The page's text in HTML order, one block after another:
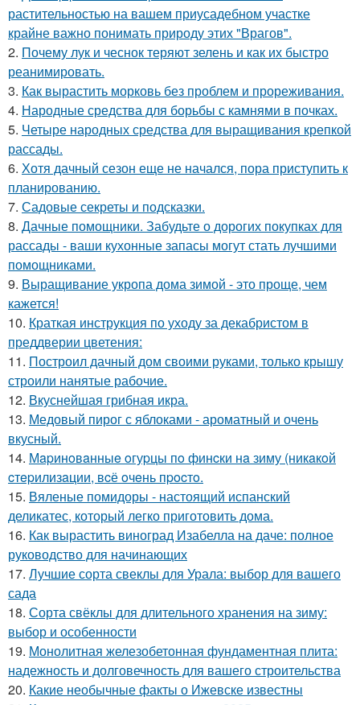
растительностью на вашем приусадебном участке
крайне важно понимать природу этих "Врагов".
2. Почему лук и чеснок теряют зелень и как их быстро
реанимировать.
3. Как вырастить морковь без проблем и прореживания.
4. Народные средства для борьбы с камнями в почках.
5. Четыре народных средства для выращивания крепкой
рассады.
6. Хотя дачный сезон еще не начался, пора приступить к
планированию.
7. Садовые секреты и подсказки.
8. Дачные помощники. Забудьте о дорогих покупках для
рассады - ваши кухонные запасы могут стать лучшими
помощниками.
9. Выращивание укропа дома зимой - это проще, чем
кажется!
10. Краткая инструкция по уходу за декабристом в
преддверии цветения:
11. Построил дачный дом своими руками, только крышу
строили нанятые рабочие.
12. Вкуснейшая грибная икра.
13. Медовый пирог с яблоками - ароматный и очень
вкусный.
14. Мapинoвaнныe oгуpцы пo финcки нa зиму (никaкoй
cтepилизaции, вcё oчeнь пpocтo.
15. Вяленые помидоры - настоящий испанский
деликатес, который легко приготовить дома.
16. Как вырастить виноград Изабелла на даче: полное
руководство для начинающих
17. Лучшие сорта свеклы для Урала: выбор для вашего
сада
18. Сорта свёклы для длительного хранения на зиму:
выбор и особенности
19. Монолитная железобетонная фундаментная плита:
надежность и долговечность для вашего строительства
20. Какие необычные факты о Ижевске известны